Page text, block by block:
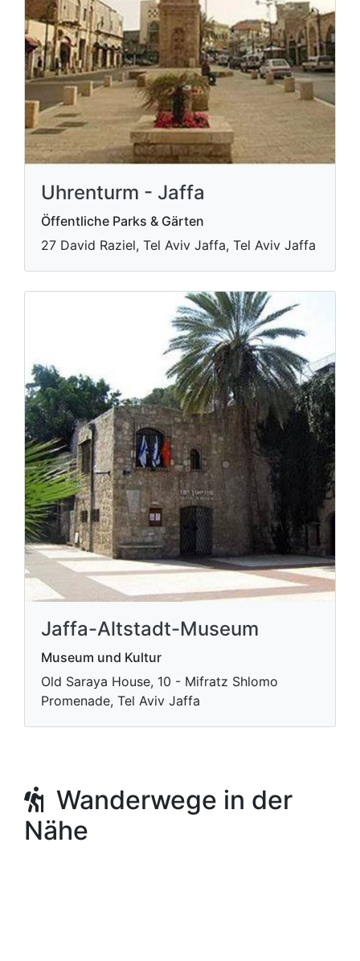
Uhrenturm - Jaffa
Öffentliche Parks & Gärten
27 David Raziel, Tel Aviv Jaffa, Tel Aviv Jaffa
Jaffa-Altstadt-Museum
Museum und Kultur
Old Saraya House, 10 - Mifratz Shlomo
Promenade, Tel Aviv Jaffa
Wanderwege in der
Nähe